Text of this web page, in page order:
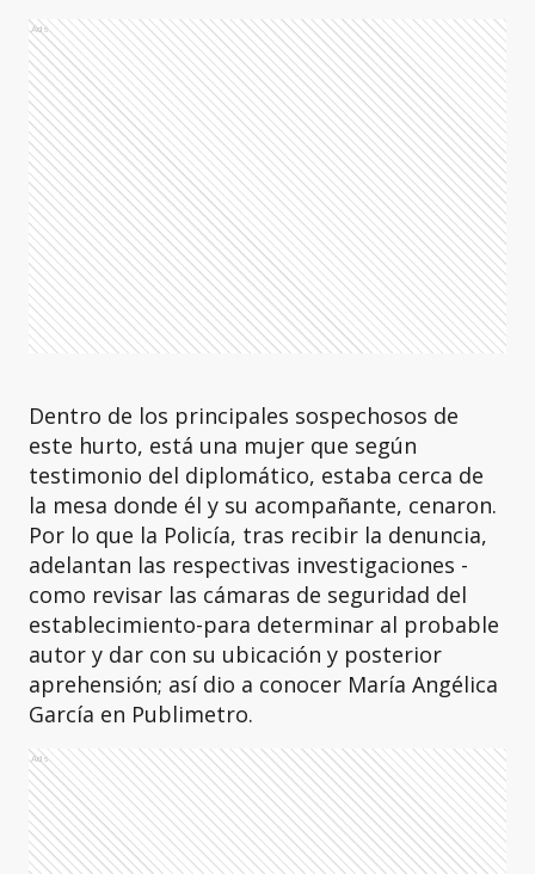
Ads
Dentro de los principales sospechosos de
este hurto, está una mujer que según
testimonio del diplomático, estaba cerca de
la mesa donde él y su acompañante, cenaron.
Por lo que la Policía, tras recibir la denuncia,
adelantan las respectivas investigaciones -
como revisar las cámaras de seguridad del
establecimiento-para determinar al probable
autor y dar con su ubicación y posterior
aprehensión; así dio a conocer María Angélica
García en Publimetro.
Ads